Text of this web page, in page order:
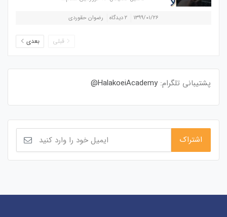
۱۳۹۹/۰۱/۲۶ ۲ دیدگاه رضوان حقوردی
قبلی بعدی
پشتیبانی تلگرام: HalakoeiAcademy@